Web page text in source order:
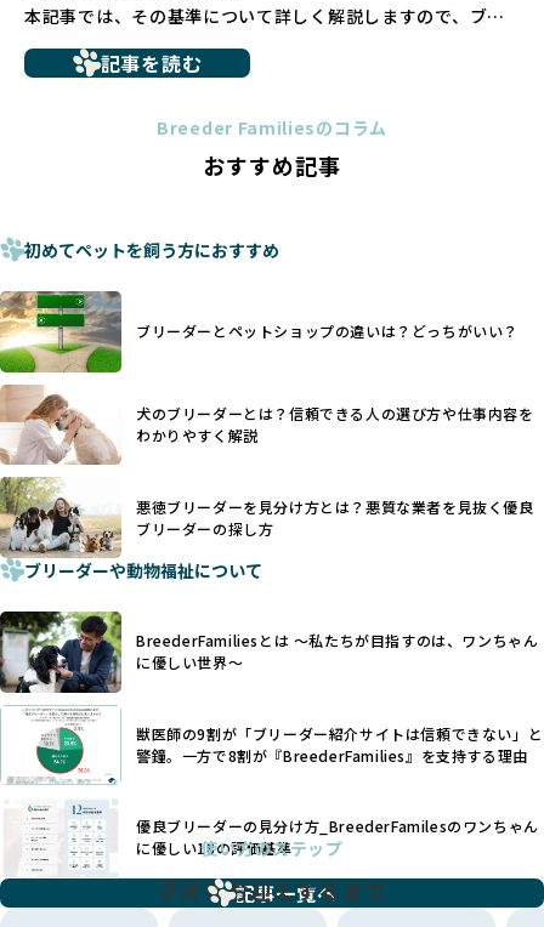
ん。
ペットショップを避けた方がいい理由の詳細はこちら
法令レベルの最低基準にとどまっていることが問題です。こ
ものに過ぎず、ワンちゃんの心身の福祉やブリーダーの責任
少なくなく、消費者にとって選択の判断が難しい現状があり
さらに、書類審査のみで掲載が許可されるサイトが多く、実
際の飼育環境やブリーダーの姿勢が見えにくい点も課題で
す。こうしたサイトでは、ブリーダーが記載する情報が主で
あり、実際の現場や日々のケアの状況がわからないため、営
利優先の「悪徳ブリーダー」が含まれるリスクが高まりま
す。
BreederFamiliesでは、ワンちゃんを大切にする「優良ブリ
ーダー」のみを紹介するために、法令を超えた独自の基準を
設け、ブリーダーの理念や飼育環境の厳格なチェックを行っ
ています。
一部の営利優先のブリーディングでは、母犬の出産負担を考
えずに大量繁殖が行われ、親犬が心身ともに疲弊するケース
が見られます。さらに、コストカットのために食事を減らし
たり、栄養のない食事を与える、適切な健康管理が行われな
いなど、ワンちゃんの健康と福祉が犠牲にされることも少な
くありません。
また、健康リスクが予測しづらいミックス犬の繁殖や、愛情
が行き届かない多頭飼育等も問題です。これらのブリーディ
ング手法は、ワンちゃんの福祉を無視し、利益のみを追求す
るブリーダーによるものが多く、消費者にとっても深刻な課
題となっています。
BreederFamiliesでは、こうしたワンちゃんに優しくないブ
リーディングをなくすため、すべてのワンちゃんを家族のよ
うに大切に飼育・繁殖を行っている「優良ブリーダー」のみ
本記事では、その基準について詳しく解説しますので、ブリ
に断尾（しっぽを切る）や断耳（耳を切る）が行われている
ことがあります。
これは痛みを伴う処置で、ワンちゃんの身体的な負担が大き
手段でもあるため、切断されることで他の犬や人間との意思
ヨーロッパ諸国ではこうした処置が禁止されている一方で、
日本ではいまだ行われる場合があります。
優良ブリーダーは動物福祉を優先し、ワンちゃんの自然な姿
を大切にするため断尾・断耳を行いません。
一方、営利優先ブリーダーでは「見た目が良く売れやすい」
ことを理由に断尾や断耳を行うことがあり、中には麻酔なし
で処置するケースも見受けられます。
「耳やしっぽを切らない」詳細はこちら
犬種ごとに異なる健康リスクや育て方のポイントを理解し、
適切に対応するためには、深い知識と豊富な経験が欠かせま
せん。現在、犬種は200種類以上あり、それぞれに特有の健康
たとえば、パグは呼吸器系のトラブルを抱えやすく、ラブラ
ドール・レトリバーには股関節形成不全への注意が必要で
す。このような犬種ごとの違いを熟知し、適切なケアを提供
できるかどうかは、ブリーダーの専門性に大きく関わりま
す。
優良ブリーダーは、少数の犬種（一般的に3種以内）に絞って
繁殖を行い、各犬種の特徴を熟知しています。これにより、
犬種ごとの健康管理や繁殖において質の高いケアを提供する
ことが可能です。
一方、営利優先ブリーダーは流行や需要に応じて扱う犬種を
増やす傾向があり、犬種ごとに異なる健康問題や適切な育成
環境を十分に考慮しない場合があります。こうしたブリーダ
記事を読む
Breeder Familiesのコラム
おすすめ記事
初めてペットを飼う方におすすめ
ブリーダーとペットショップの違いは？どっちがいい？
犬のブリーダーとは？信頼できる人の選び方や仕事内容を
わかりやすく解説
悪徳ブリーダーを見分け方とは？悪質な業者を見抜く優良
ブリーダーの探し方
ブリーダーや動物福祉について
BreederFamiliesとは 〜私たちが目指すのは、ワンちゃん
に優しい世界〜
獣医師の9割が「ブリーダー紹介サイトは信頼できない」と
警鐘。一方で8割が『BreederFamilies』を支持する理由
優良ブリーダーの見分け方_BreederFamilesのワンちゃん
に優しい18の評価基準
記事一覧へ
使い方のステップ
子犬をお迎えするまで